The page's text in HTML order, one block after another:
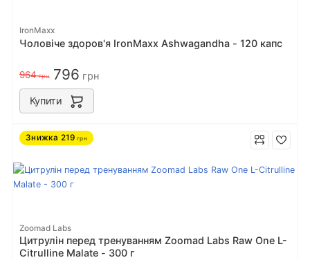
IronMaxx
Чоловіче здоров'я IronMaxx Ashwagandha - 120 капс
964грн 796 грн
Купити
Знижка 219 грн
Zoomad Labs
Цитрулін перед тренуванням Zoomad Labs Raw One L-
Citrulline Malate - 300 г